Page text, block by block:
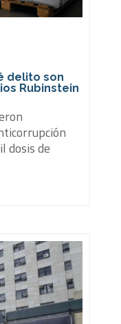
delito son
Rubinstein
dosis de